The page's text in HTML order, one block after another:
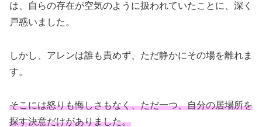
は、自らの存在が空気のように扱われていたことに、深く
戸惑いました。
しかし、アレンは誰も責めず、ただ静かにその場を離れま
す。
そこには怒りも悔しさもなく、ただ一つ、自分の居場所を
探す決意だけがありました。